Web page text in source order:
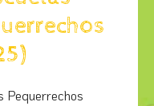
Pequerrechos